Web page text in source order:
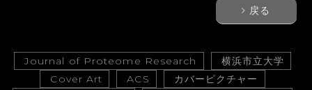
戻る
Journal of Proteome Research
横浜市立大学
Cover Art
ACS
カバーピクチャー